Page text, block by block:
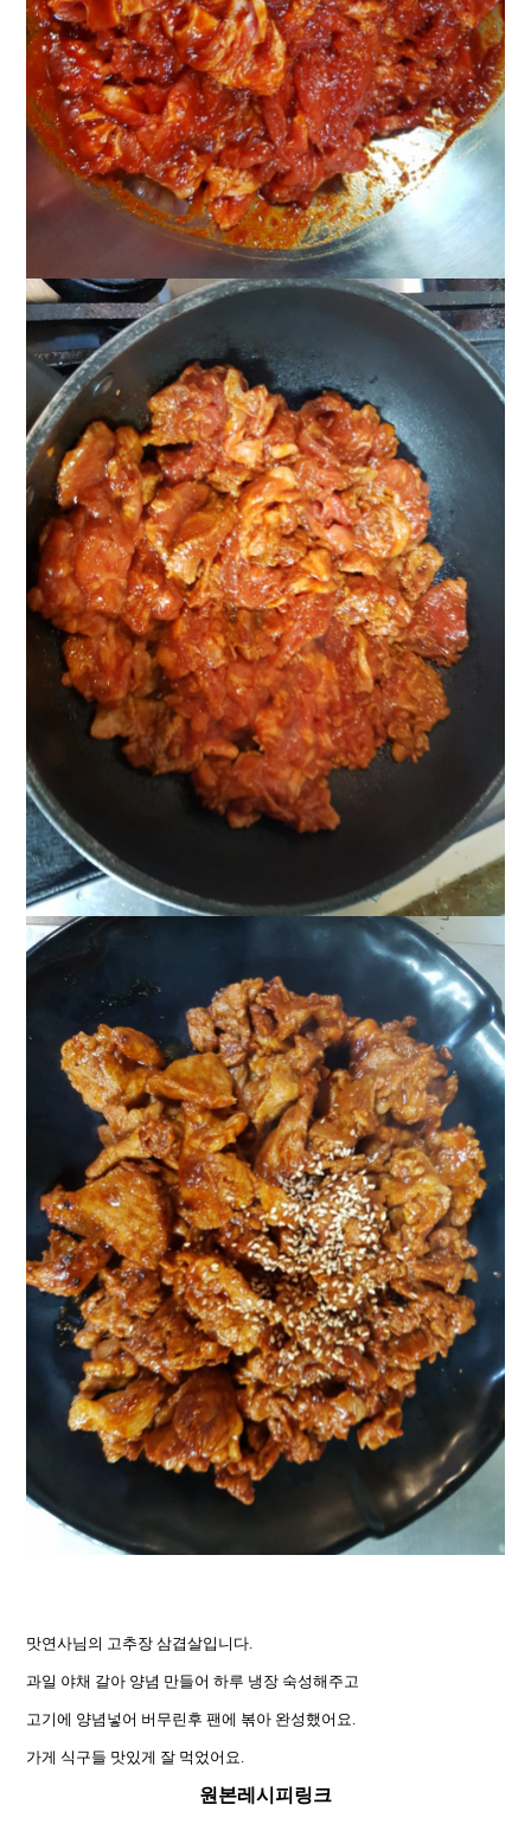
맛연사님의 고추장 삼겹살입니다.
과일 야채 갈아 양념 만들어 하루 냉장 숙성해주고
고기에 양념넣어 버무린후 팬에 볶아 완성했어요.
가게 식구들 맛있게 잘 먹었어요.
원본레시피링크